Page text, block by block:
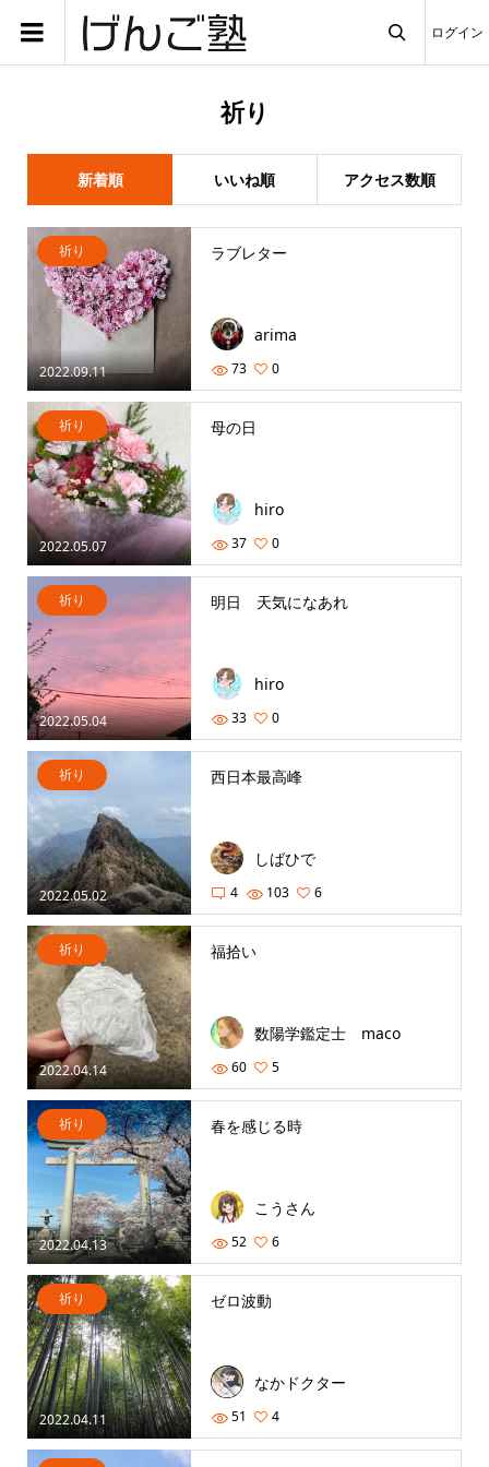
ログイン
祈り
新着順 いいね順 アクセス数順
2022.09.11
祈り ラブレター
arima
73 0
2022.05.07
祈り 母の日
hiro
37 0
2022.05.04
祈り 明日 天気になあれ
hiro
33 0
2022.05.02
祈り 西日本最高峰
しばひで
4 103 6
2022.04.14
祈り 福拾い
数陽学鑑定士 maco
60 5
2022.04.13
祈り 春を感じる時
こうさん
52 6
2022.04.11
祈り ゼロ波動
なかドクター
51 4